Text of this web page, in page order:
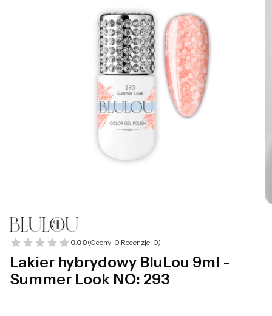
0.00(Oceny: 0 Recenzje: 0)
Lakier hybrydowy BluLou 9ml -
Summer Look NO: 293